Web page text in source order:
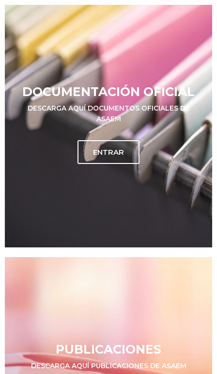
DOCUMENTACIÓN OFICIAL
DESCARGA AQUÍ DOCUMENTOS OFICIALES DE
ASAEM
ENTRAR
PUBLICACIONES
DESCARGA AQUÍ PUBLICACIONES DE ASAEM